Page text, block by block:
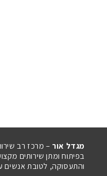
מגדל אור – מרכז רב
בפיתוח ומתן שירותים
והתעסוקה, לטובת אנשים